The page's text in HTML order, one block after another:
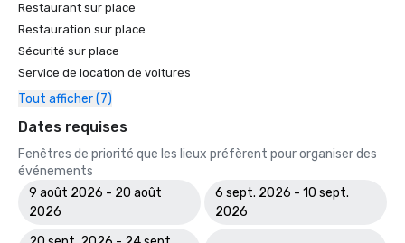
Restaurant sur place
Restauration sur place
Sécurité sur place
Service de location de voitures
Tout afficher (7)
Dates requises
Fenêtres de priorité que les lieux préfèrent pour organiser des
événements
9 août 2026 - 20 août
2026
6 sept. 2026 - 10 sept.
2026